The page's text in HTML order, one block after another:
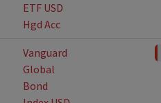
ETF USD
Hgd Acc
Vanguard
Global
Bond